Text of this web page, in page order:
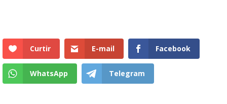
Curtir E-mail Facebook
WhatsApp Telegram